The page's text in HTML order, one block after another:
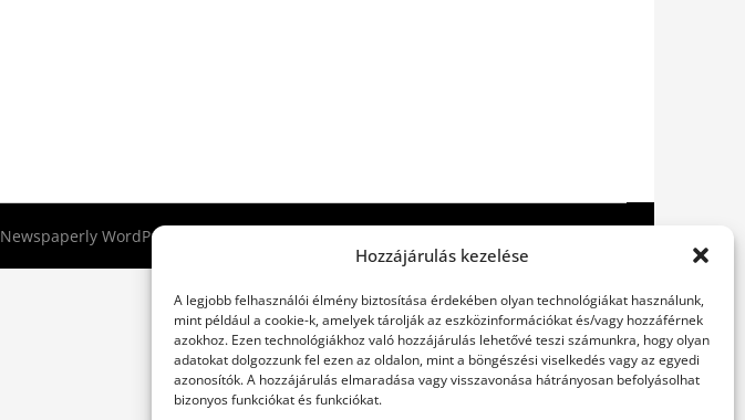
Hozzájárulás kezelése
A legjobb felhasználói élmény biztosítása érdekében olyan technológiákat használunk,
mint például a cookie-k, amelyek tárolják az eszközinformációkat és/vagy hozzáférnek
azokhoz. Ezen technológiákhoz való hozzájárulás lehetővé teszi számunkra, hogy olyan
adatokat dolgozzunk fel ezen az oldalon, mint a böngészési viselkedés vagy az egyedi
azonosítók. A hozzájárulás elmaradása vagy visszavonása hátrányosan befolyásolhat
bizonyos funkciókat és funkciókat.
Newspaperly WordPress Theme